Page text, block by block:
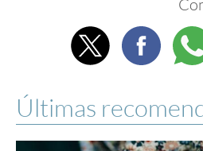
Twitter
Últimas